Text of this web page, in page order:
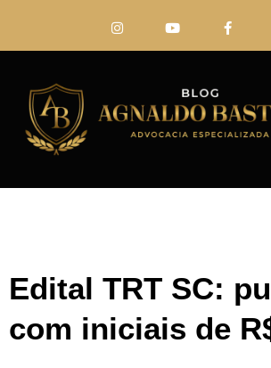
Edital TRT SC:
com iniciais de